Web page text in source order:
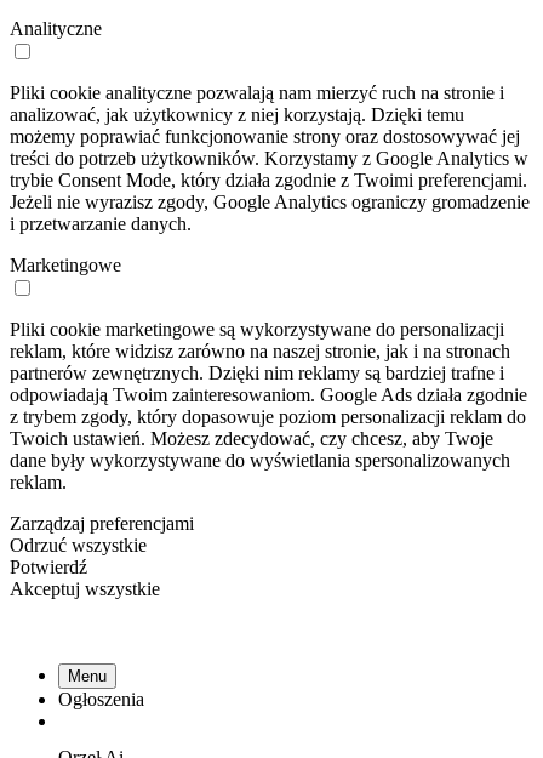
Analityczne
Pliki cookie analityczne pozwalają nam mierzyć ruch na stronie i
analizować, jak użytkownicy z niej korzystają. Dzięki temu
możemy poprawiać funkcjonowanie strony oraz dostosowywać jej
treści do potrzeb użytkowników. Korzystamy z Google Analytics w
trybie Consent Mode, który działa zgodnie z Twoimi preferencjami.
Jeżeli nie wyrazisz zgody, Google Analytics ograniczy gromadzenie
i przetwarzanie danych.
Marketingowe
Pliki cookie marketingowe są wykorzystywane do personalizacji
reklam, które widzisz zarówno na naszej stronie, jak i na stronach
partnerów zewnętrznych. Dzięki nim reklamy są bardziej trafne i
odpowiadają Twoim zainteresowaniom. Google Ads działa zgodnie
z trybem zgody, który dopasowuje poziom personalizacji reklam do
Twoich ustawień. Możesz zdecydować, czy chcesz, aby Twoje
dane były wykorzystywane do wyświetlania spersonalizowanych
reklam.
Zarządzaj preferencjami
Odrzuć wszystkie
Potwierdź
Akceptuj wszystkie
Menu
Ogłoszenia